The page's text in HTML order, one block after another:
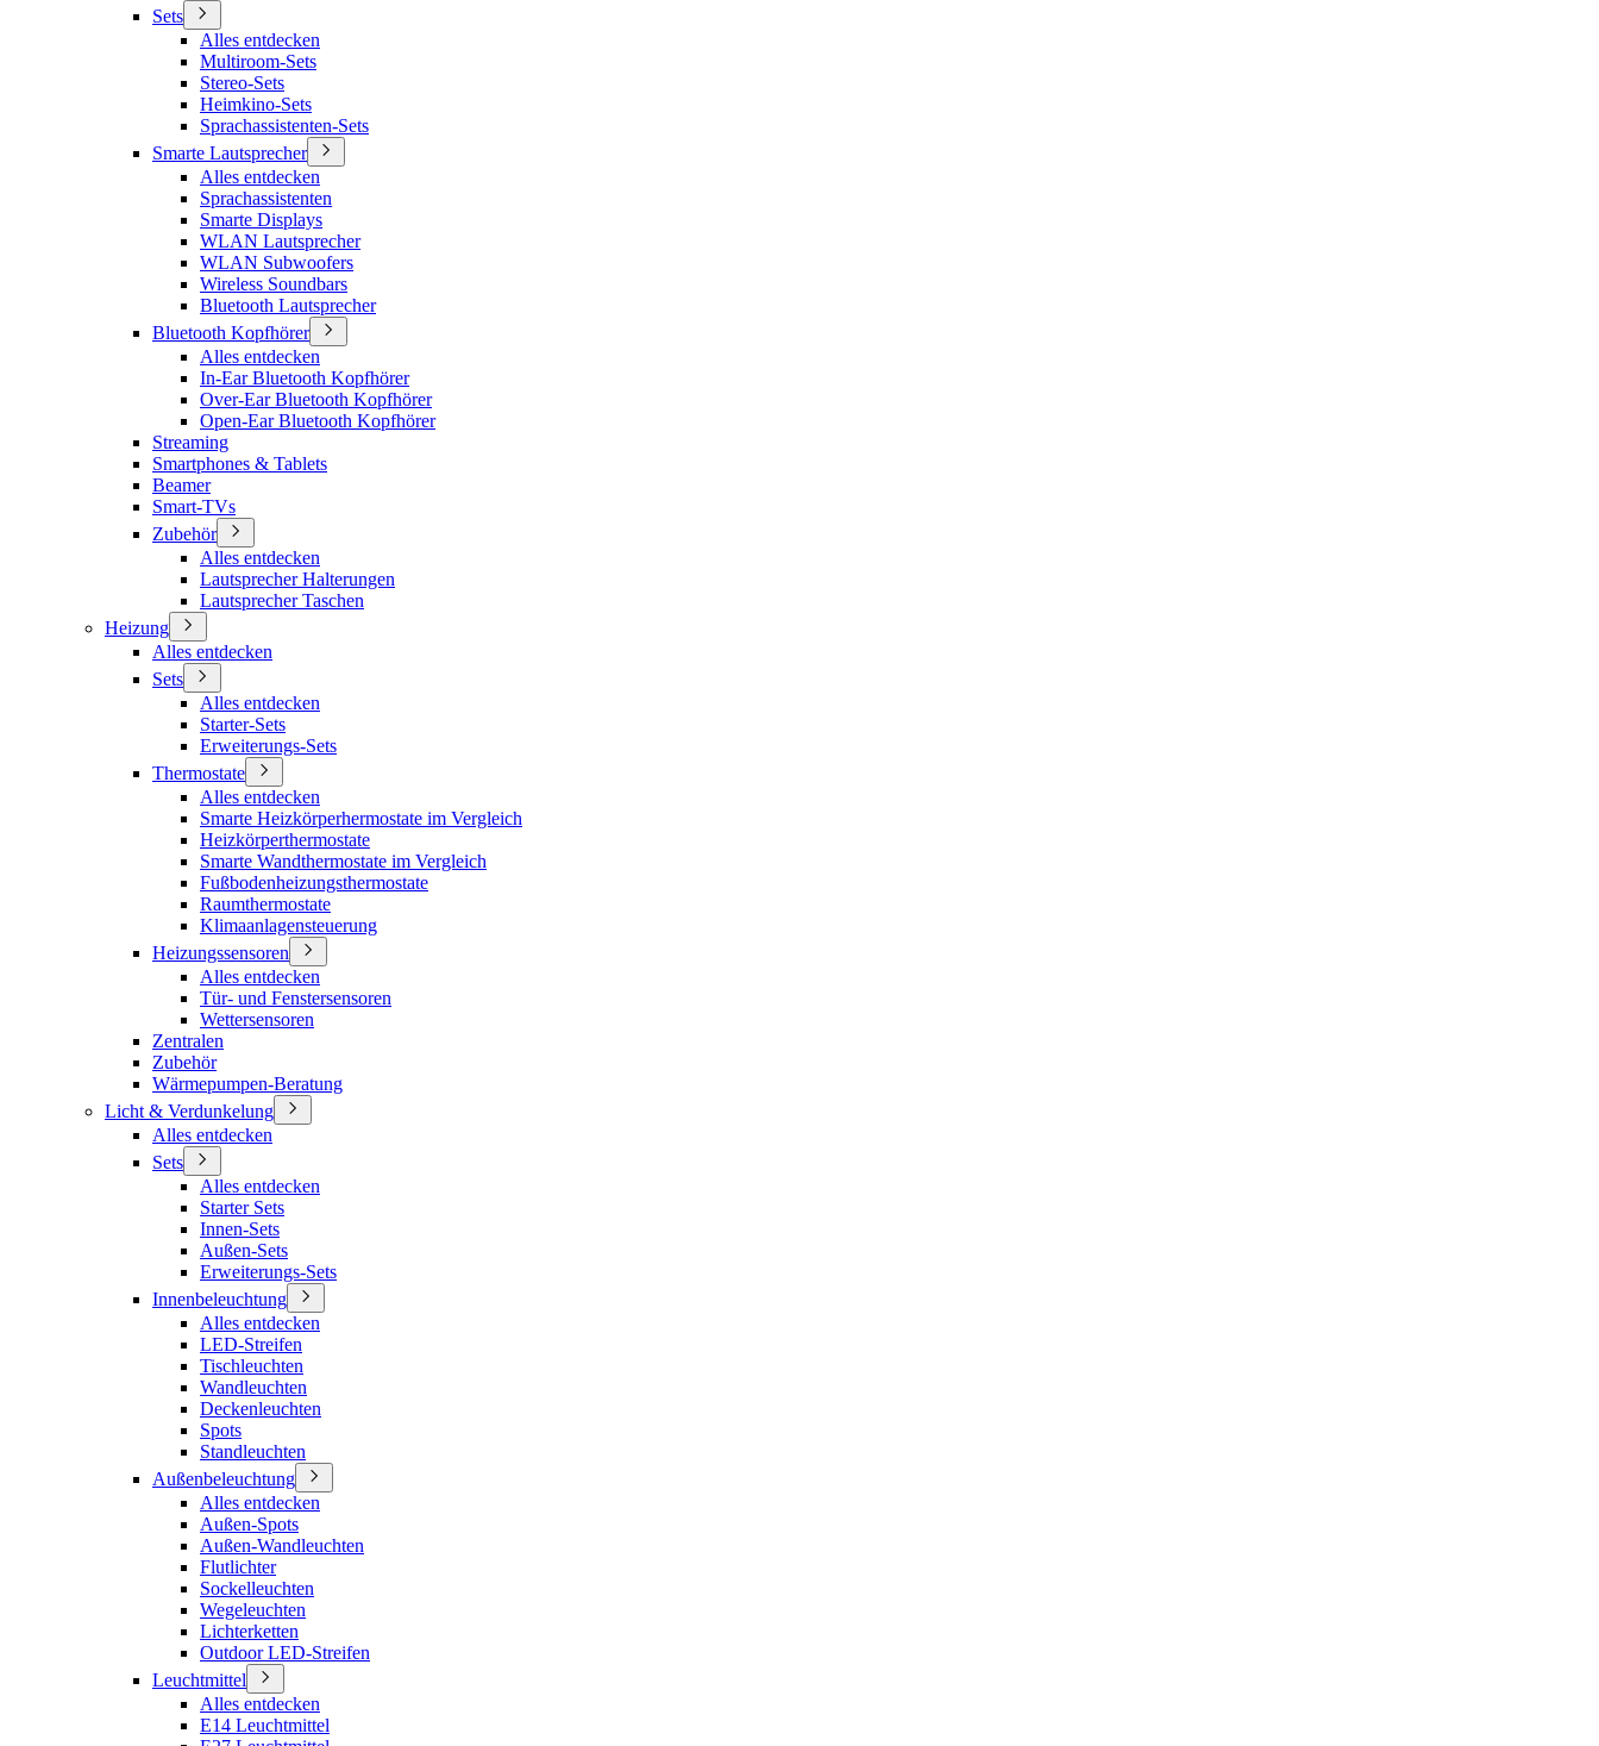
Sets
Alles entdecken
Multiroom-Sets
Stereo-Sets
Heimkino-Sets
Sprachassistenten-Sets
Smarte Lautsprecher
Alles entdecken
Sprachassistenten
Smarte Displays
WLAN Lautsprecher
WLAN Subwoofers
Wireless Soundbars
Bluetooth Lautsprecher
Bluetooth Kopfhörer
Alles entdecken
In-Ear Bluetooth Kopfhörer
Over-Ear Bluetooth Kopfhörer
Open-Ear Bluetooth Kopfhörer
Streaming
Smartphones & Tablets
Beamer
Smart-TVs
Zubehör
Alles entdecken
Lautsprecher Halterungen
Lautsprecher Taschen
Heizung
Alles entdecken
Sets
Alles entdecken
Starter-Sets
Erweiterungs-Sets
Thermostate
Alles entdecken
Smarte Heizkörperhermostate im Vergleich
Heizkörperthermostate
Smarte Wandthermostate im Vergleich
Fußbodenheizungsthermostate
Raumthermostate
Klimaanlagensteuerung
Heizungssensoren
Alles entdecken
Tür- und Fenstersensoren
Wettersensoren
Zentralen
Zubehör
Wärmepumpen-Beratung
Licht & Verdunkelung
Alles entdecken
Sets
Alles entdecken
Starter Sets
Innen-Sets
Außen-Sets
Erweiterungs-Sets
Innenbeleuchtung
Alles entdecken
LED-Streifen
Tischleuchten
Wandleuchten
Deckenleuchten
Spots
Standleuchten
Außenbeleuchtung
Alles entdecken
Außen-Spots
Außen-Wandleuchten
Flutlichter
Sockelleuchten
Wegeleuchten
Lichterketten
Outdoor LED-Streifen
Leuchtmittel
Alles entdecken
E14 Leuchtmittel